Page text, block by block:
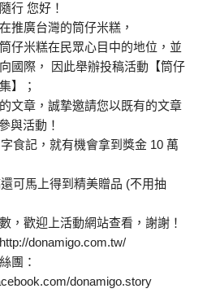
行 您好！
推廣台灣的筒仔米糕，
仔米糕在民眾心目中的地位，並
國際， 因此舉辦投稿活動【筒仔
】；
文章，誠摯邀請您以既有的文章
與活動！
食記，就有機會拿到獎金 10 萬
可馬上得到精美贈品 (不用抽
，歡迎上活動網站查看，謝謝！
donamigo.com.tw/
團：
donamigo.story